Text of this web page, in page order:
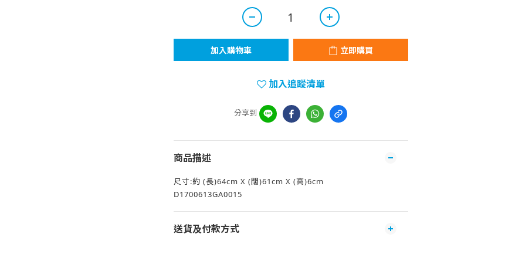
加入購物車 立即購買
加入追蹤清單
分享到
商品描述
尺寸:約 (長)64cm X (闊)61cm X (高)6cm
D1700613GA0015
送貨及付款方式